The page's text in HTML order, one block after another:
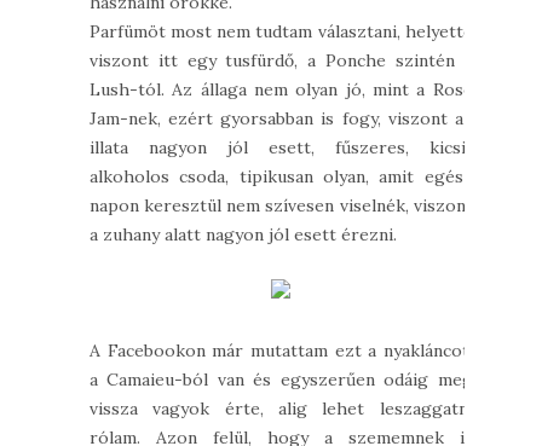
Parfümöt most nem tudtam választani, helyette
viszont itt egy tusfürdő, a Ponche szintén a
Lush-tól. Az állaga nem olyan jó, mint a Rose
Jam-nek, ezért gyorsabban is fogy, viszont az
illata nagyon jól esett, fűszeres, kicsit
alkoholos csoda, tipikusan olyan, amit egész
napon keresztül nem szívesen viselnék, viszont
a zuhany alatt nagyon jól esett érezni.
A Facebookon már mutattam ezt a nyakláncot,
a Camaieu-ból van és egyszerűen odáig meg
vissza vagyok érte, alig lehet leszaggatni
rólam. Azon felül, hogy a szememnek is